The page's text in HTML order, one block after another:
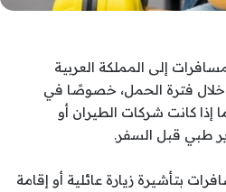
إلى المملكة العربية
خلال فترة الحمل، خصوصًا في
إذا كانت شركات الطيران أو
طبي قبل السفر.
بتأشيرة زيارة عائلية أو إقامة